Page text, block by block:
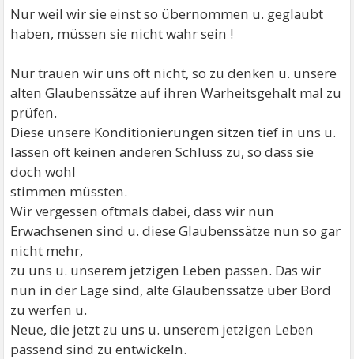
Nur weil wir sie einst so übernommen u. geglaubt
haben, müssen sie nicht wahr sein !
Nur trauen wir uns oft nicht, so zu denken u. unsere
alten Glaubenssätze auf ihren Warheitsgehalt mal zu
prüfen.
Diese unsere Konditionierungen sitzen tief in uns u.
lassen oft keinen anderen Schluss zu, so dass sie
doch wohl
stimmen müssten.
Wir vergessen oftmals dabei, dass wir nun
Erwachsenen sind u. diese Glaubenssätze nun so gar
nicht mehr,
zu uns u. unserem jetzigen Leben passen. Das wir
nun in der Lage sind, alte Glaubenssätze über Bord
zu werfen u.
Neue, die jetzt zu uns u. unserem jetzigen Leben
passend sind zu entwickeln.